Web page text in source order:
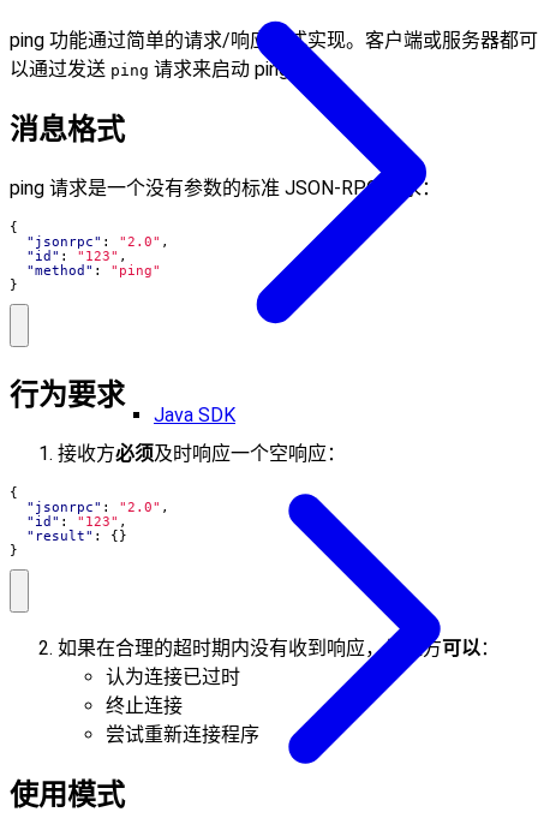
Java SDK
ping 功能通过简单的请求/响应模式实现。客户端或服务器都可
以通过发送 ping 请求来启动 ping。
消息格式
ping 请求是一个没有参数的标准 JSON-RPC 请求：
{
"jsonrpc" : "2.0" ,
"id" : "123" ,
"method" :
"ping"
}
行为要求
接收方必须及时响应一个空响应：
{
"jsonrpc" : "2.0" ,
"id" : "123" ,
"result" :
{}
}
如果在合理的超时期内没有收到响应，发送方可以：
认为连接已过时
终止连接
尝试重新连接程序
使用模式